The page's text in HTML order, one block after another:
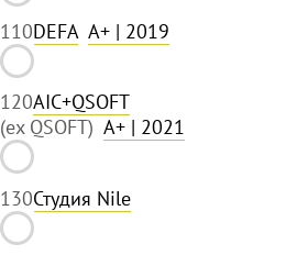
110DEFA A+ | 2019
120AIC+QSOFT
(ex QSOFT) A+ | 2021
130Студия Nile